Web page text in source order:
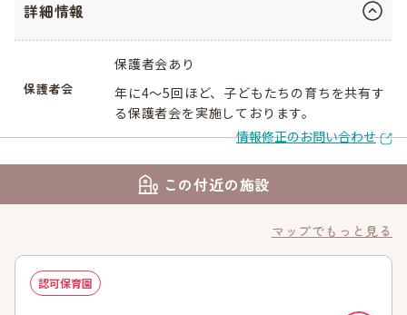
詳細情報
保護者会
保護者会あり
年に4～5回ほど、子どもたちの育ちを共有す
る保護者会を実施しております。
情報修正のお問い合わせ
この付近の施設
マップでもっと見る
認可保育園